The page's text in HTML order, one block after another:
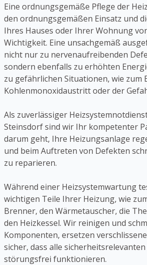
Eine ordnungsgemäße Pflege der
den ordnungsgemäßen Einsatz und
Ihres Hauses oder Ihrer Wohnung
Wichtigkeit. Eine unsachgemäß
nicht nur zu nervenaufreibenden
sondern ebenfalls zu erhöhten
zu gefährlichen Situationen, wie zum
Kohlenmonoxidaustritt oder der
Als zuverlässiger
Steinsdorf sind wir Ihr kompetenter
darum geht, Ihre Heizungsanlage
und beim Auftreten von Defekten
zu reparieren.
Während einer Heizsystemwartung
wichtigen Teile Ihrer Heizung, wie
Brenner, den Wärmetauscher, die
den Heizkessel. Wir reinigen und
Komponenten, ersetzen
sicher, dass alle
störungsfrei funktionieren.